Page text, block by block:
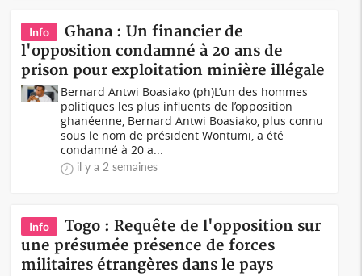
Info
Ghana : Un financier de
l'opposition condamné à 20 ans de
prison pour exploitation minière illégale
Bernard Antwi Boasiako (ph)L’un des hommes
politiques les plus influents de l’opposition
ghanéenne, Bernard Antwi Boasiako, plus connu
sous le nom de président Wontumi, a été
condamné à 20 a...
il y a 2 semaines
Info
Togo : Requête de l'opposition sur
une présumée présence de forces
militaires étrangères dans le pays